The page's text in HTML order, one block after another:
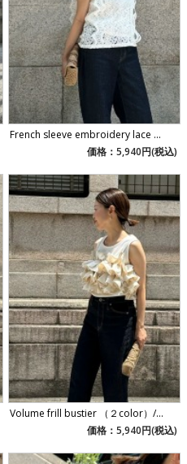
French sleeve embroidery lace ...
価格：5,940円(税込)
Volume frill bustier （２color）/...
価格：5,940円(税込)